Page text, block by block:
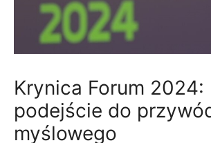
Krynica Forum 2024:
podejście do
myślowego